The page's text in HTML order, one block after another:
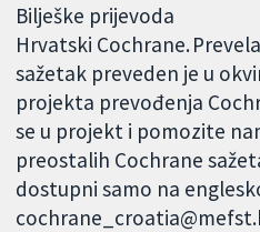
Bilješke prijevoda
Hrvatski Cochrane.
sažetak preveden je u
projekta prevođenja
se u projekt i pomozite
preostalih Cochrane
dostupni samo na